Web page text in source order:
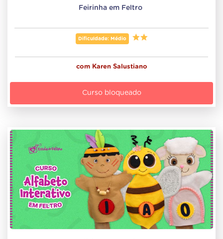
Feirinha em Feltro
Dificuldade: Médio
com Karen Salustiano
Curso bloqueado